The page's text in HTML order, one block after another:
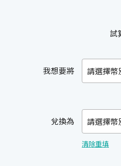
試
我想要將 請選擇幣
兌換為 請選擇幣
清除重填